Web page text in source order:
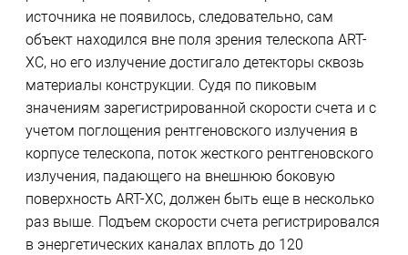
источника не появилось, следовательно, сам
объект находился вне поля зрения телескопа ART-
XC, но его излучение достигало детекторы сквозь
материалы конструкции. Судя по пиковым
значениям зарегистрированной скорости счета и с
учетом поглощения рентгеновского излучения в
корпусе телескопа, поток жесткого рентгеновского
излучения, падающего на внешнюю боковую
поверхность ART-XC, должен быть еще в несколько
раз выше. Подъем скорости счета регистрировался
в энергетических каналах вплоть до 120